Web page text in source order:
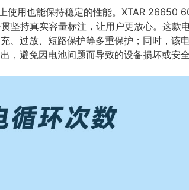
使用也能保持稳定的性能。XTAR 26650
坚持真实容量标注，让用户更放心。这款
、过放、短路保护等多重保护；同时，该
避免因电池问题而导致的设备损坏或安全